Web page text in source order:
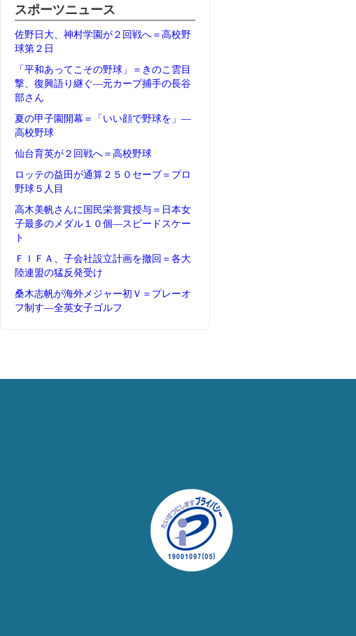
スポーツニュース
佐野日大、神村学園が２回戦へ＝高校野
球第２日
「平和あってこその野球」＝きのこ雲目
撃、復興語り継ぐ―元カープ捕手の長谷
部さん
夏の甲子園開幕＝「いい顔で野球を」―
高校野球
仙台育英が２回戦へ＝高校野球
ロッテの益田が通算２５０セーブ＝プロ
野球５人目
高木美帆さんに国民栄誉賞授与＝日本女
子最多のメダル１０個―スピードスケー
ト
ＦＩＦＡ、子会社設立計画を撤回＝各大
陸連盟の猛反発受け
桑木志帆が海外メジャー初Ｖ＝プレーオ
フ制す―全英女子ゴルフ